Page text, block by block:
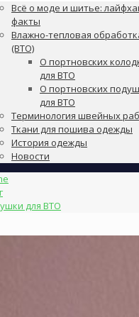
Всё о моде и шитье:
факты
Влажно-тепловая
(ВТО)
О портновских
для ВТО
О портновских
для ВТО
Терминология швейных
Ткани для пошива одежды
История одежды
Новости
для ВТО